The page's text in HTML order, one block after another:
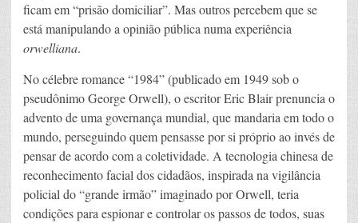
ficam em “prisão domiciliar”. Mas outros percebem que se
está manipulando a opinião pública numa experiência
orwelliana.
No célebre romance “1984” (publicado em 1949 sob o
pseudônimo George Orwell), o escritor Eric Blair prenuncia o
advento de uma governança mundial, que mandaria em todo o
mundo, perseguindo quem pensasse por si próprio ao invés de
pensar de acordo com a coletividade. A tecnologia chinesa de
reconhecimento facial dos cidadãos, inspirada na vigilância
policial do “grande irmão” imaginado por Orwell, teria
condições para espionar e controlar os passos de todos, suas